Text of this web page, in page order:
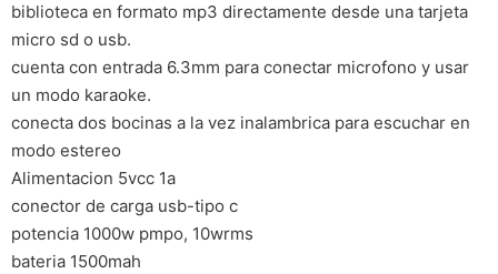
biblioteca en formato mp3 directamente desde una tarjeta
micro sd o usb.
cuenta con entrada 6.3mm para conectar microfono y usar
un modo karaoke.
conecta dos bocinas a la vez inalambrica para escuchar en
modo estereo
Alimentacion 5vcc 1a
conector de carga usb-tipo c
potencia 1000w pmpo, 10wrms
bateria 1500mah